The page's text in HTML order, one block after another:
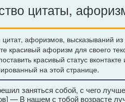
цитаты,
афоризмов, высказываний
красивый афоризм для своего
красивый статус
на этой странице.
заняться собой, с чего
— В нашем с тобой возрасте